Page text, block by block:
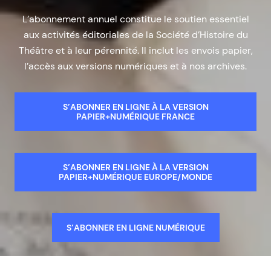
L’abonnement annuel constitue le soutien essentiel
aux activités éditoriales de la Société d’Histoire du
Théâtre et à leur pérennité. Il inclut les envois papier,
l’accès aux versions numériques et à nos archives.
S’ABONNER EN LIGNE À LA VERSION
PAPIER+NUMÉRIQUE FRANCE
S’ABONNER EN LIGNE À LA VERSION
PAPIER+NUMÉRIQUE EUROPE/MONDE
S’ABONNER EN LIGNE NUMÉRIQUE